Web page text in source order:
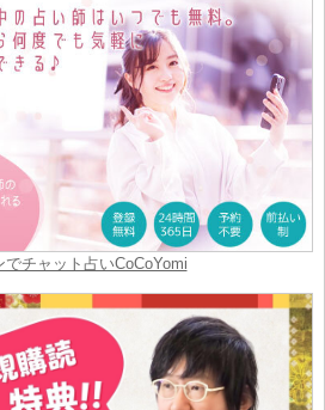
でチャット占いCoCoYomi